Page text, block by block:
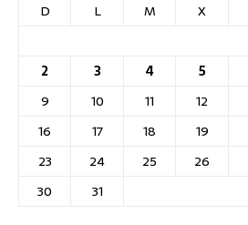
D
L M X
2
3 4 5
9
10 11 12
16
17 18 19
23
24 25 26
30
31